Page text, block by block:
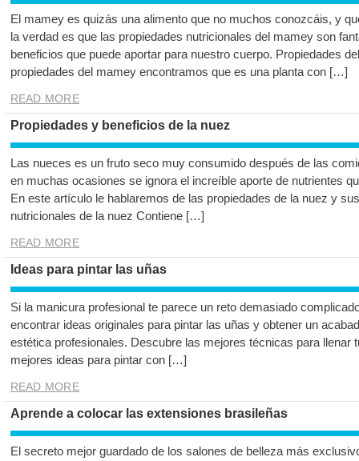
El mamey es quizás una alimento que no muchos conozcáis, y
la verdad es que las propiedades nutricionales del mamey son
beneficios que puede aportar para nuestro cuerpo. Propiedades
propiedades del mamey encontramos que es una planta con […]
READ MORE
Propiedades y beneficios de la nuez
Las nueces es un fruto seco muy consumido después de las
en muchas ocasiones se ignora el increíble aporte de nutrientes
En este artículo le hablaremos de las propiedades de la nuez y
nutricionales de la nuez Contiene […]
READ MORE
Ideas para pintar las uñas
Si la manicura profesional te parece un reto demasiado
encontrar ideas originales para pintar las uñas y obtener un
estética profesionales. Descubre las mejores técnicas para llenar
mejores ideas para pintar con […]
READ MORE
Aprende a colocar las extensiones brasileñas
El secreto mejor guardado de los salones de belleza más